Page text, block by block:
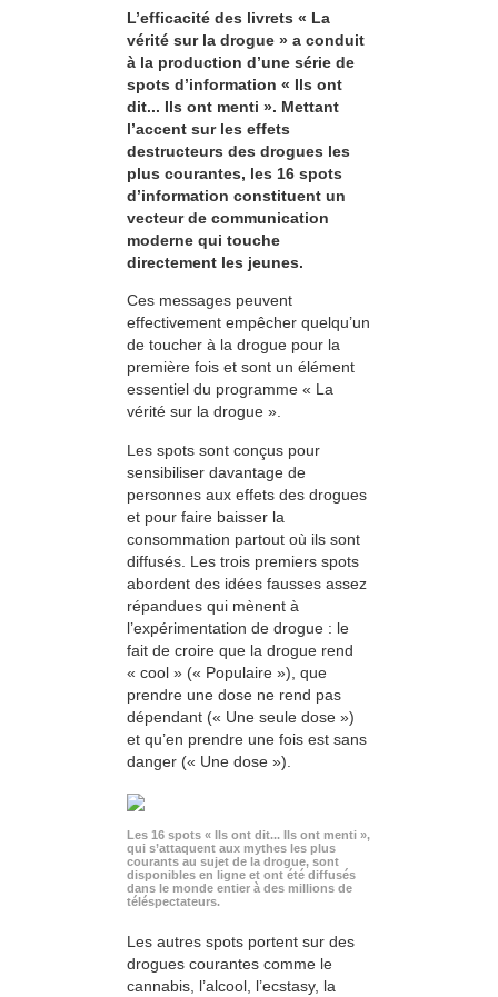
L’efficacité des livrets « La
vérité sur la drogue » a conduit
à la production d’une série de
spots d’information « Ils ont
dit... Ils ont menti ». Mettant
l’accent sur les effets
destructeurs des drogues les
plus courantes, les 16 spots
d’information constituent un
vecteur de communication
moderne qui touche
directement les jeunes.
Ces messages peuvent
effectivement empêcher quelqu’un
de toucher à la drogue pour la
première fois et sont un élément
essentiel du programme « La
vérité sur la drogue ».
Les spots sont conçus pour
sensibiliser davantage de
personnes aux effets des drogues
et pour faire baisser la
consommation partout où ils sont
diffusés. Les trois premiers spots
abordent des idées fausses assez
répandues qui mènent à
l’expérimentation de drogue : le
fait de croire que la drogue rend
« cool » (« Populaire »), que
prendre une dose ne rend pas
dépendant (« Une seule dose »)
et qu’en prendre une fois est sans
danger (« Une dose »).
Les 16 spots « Ils ont dit... Ils ont menti »,
qui s’attaquent aux mythes les plus
courants au sujet de la drogue, sont
disponibles en ligne et ont été diffusés
dans le monde entier à des millions de
téléspectateurs.
Les autres spots portent sur des
drogues courantes comme le
cannabis, l’alcool, l’ecstasy, la